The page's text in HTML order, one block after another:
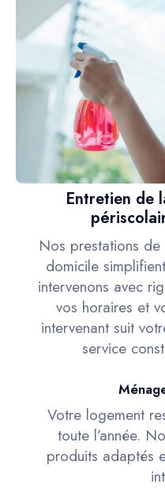
Entretien de
Nos prestations
domicile
intervenons avec
vos horaires et
intervenant suit
service
Votre logement
toute l’année.
produits adaptés